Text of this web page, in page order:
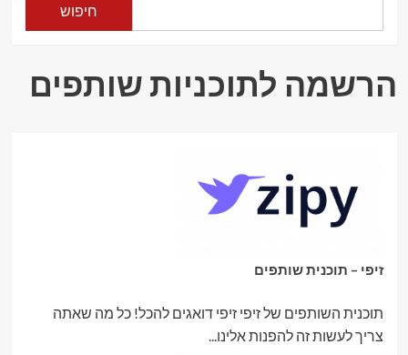
חיפוש
הרשמה לתוכניות שותפים
זיפי – תוכנית שותפים
תוכנית השותפים של זיפי זיפי דואגים להכל! כל מה שאתה
צריך לעשות זה להפנות אלינו...